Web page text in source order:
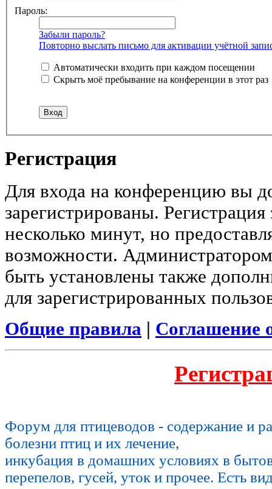
Пароль:
Забыли пароль?
Повторно выслать письмо для активации учётной
Автоматически входить при каждом посещении
Скрыть моё пребывание на конференции в этот раз
Регистрация
Для входа на конференцию вы
зарегистрированы. Регистрация
несколько минут, но
возможности.
быть установлены также
для зарегистрированных
Общие правила
Соглашение
Форум для птицеводов - содержание и
болезни птиц и их лечение,
инкубация в домашних условиях в
перепелов, гусей, уток и прочее. Есть